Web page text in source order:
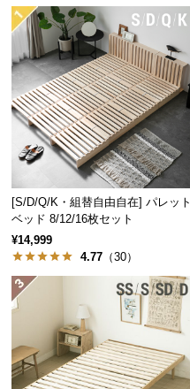
て
搬
入
経
路
に
つ
て
返
品・
キ
ル
に
[S/D/Q/K・組替自由自在] パレット
ベッド 8/12/16枚セット
¥14,999
4.77 （30）